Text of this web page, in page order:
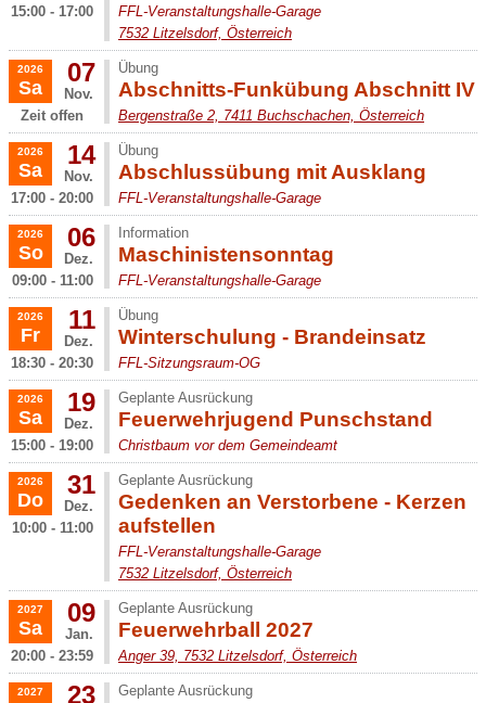
15:00 - 17:00
FFL-Veranstaltungshalle-Garage
7532 Litzelsdorf, Österreich
2026
Sa
07
Nov.
Zeit offen
Abschnitts-Funkübung Abschnitt IV
Übung
Bergenstraße 2, 7411 Buchschachen, Österreich
2026
Sa
14
Nov.
17:00 - 20:00
Abschlussübung mit Ausklang
Übung
FFL-Veranstaltungshalle-Garage
2026
So
06
Dez.
09:00 - 11:00
Maschinistensonntag
Information
FFL-Veranstaltungshalle-Garage
2026
Fr
11
Dez.
18:30 - 20:30
Winterschulung - Brandeinsatz
Übung
FFL-Sitzungsraum-OG
2026
Sa
19
Dez.
15:00 - 19:00
Feuerwehrjugend Punschstand
Geplante Ausrückung
Christbaum vor dem Gemeindeamt
2026
Do
31
Dez.
10:00 - 11:00
Gedenken an Verstorbene - Kerzen
aufstellen
Geplante Ausrückung
FFL-Veranstaltungshalle-Garage
7532 Litzelsdorf, Österreich
2027
Sa
09
Jan.
20:00 - 23:59
Feuerwehrball 2027
Geplante Ausrückung
Anger 39, 7532 Litzelsdorf, Österreich
2027 23 Geplante Ausrückung